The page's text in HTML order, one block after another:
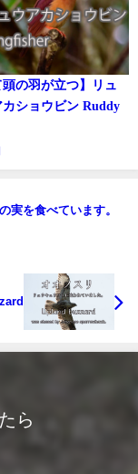
頭の羽が立つ】リュ
ショウビン Ruddy
実を食べています。
ら